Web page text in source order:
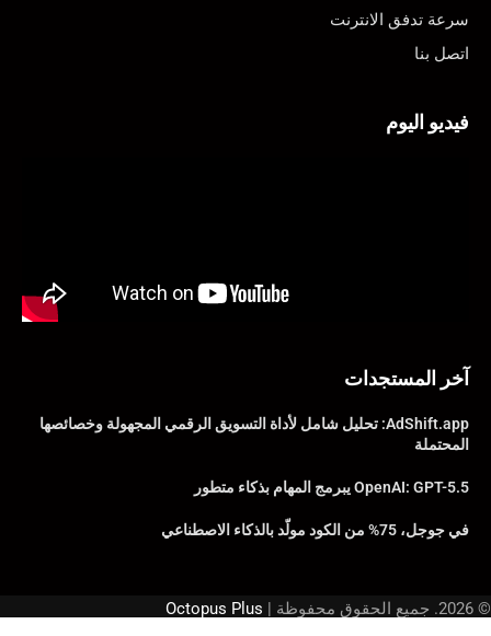
سرعة تدفق الانترنت
اتصل بنا
فيديو اليوم
آخر المستجدات
AdShift.app: تحليل شامل لأداة التسويق الرقمي المجهولة وخصائصها
المحتملة
OpenAI: GPT-5.5 يبرمج المهام بذكاء متطور
في جوجل، 75% من الكود مولّد بالذكاء الاصطناعي
© 2026. جميع الحقوق محفوظة | Octopus Plus